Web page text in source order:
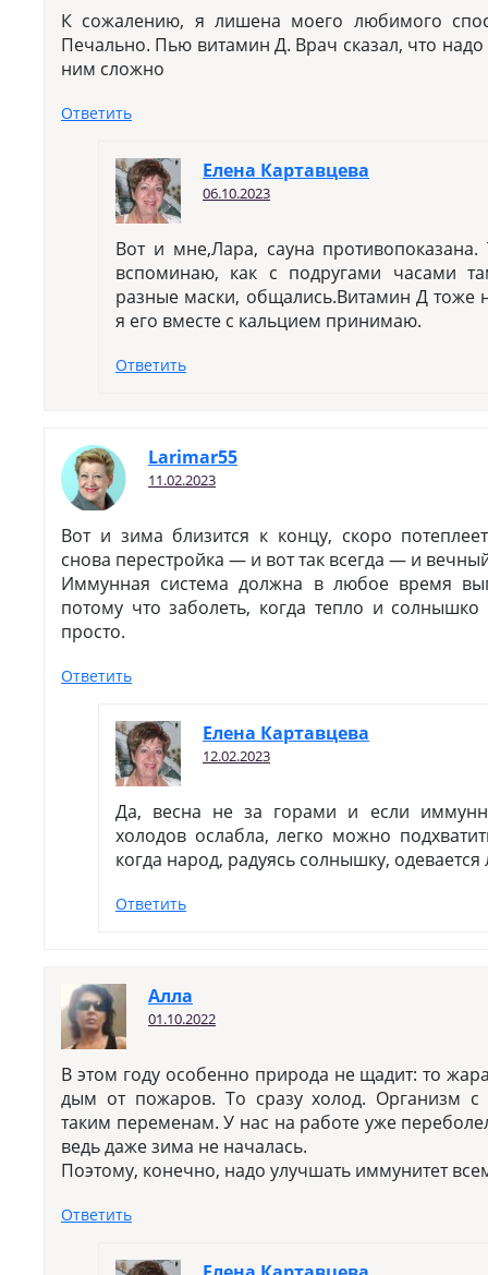
К сожалению, я лишена моего любимого
Печально. Пью витамин Д. Врач сказал, что надо
ним сложно
Ответить
Елена Картавцева
06.10.2023
Вот и мне,Лара, сауна противопоказана.
вспоминаю, как с подругами часами
разные маски, общались.Витамин Д тоже
я его вместе с кальцием принимаю.
Ответить
Larimar55
11.02.2023
Вот и зима близится к концу, скоро
снова перестройка — и вот так всегда — и
Иммунная система должна в любое время
потому что заболеть, когда тепло и
просто.
Ответить
Елена Картавцева
12.02.2023
Да, весна не за горами и если
холодов ослабла, легко можно
когда народ, радуясь солнышку, одевается
Ответить
Алла
01.10.2022
В этом году особенно природа не щадит: то
дым от пожаров. То сразу холод. Организм с
таким переменам. У нас на работе уже
ведь даже зима не началась.
Поэтому, конечно, надо улучшать иммунитет
Ответить